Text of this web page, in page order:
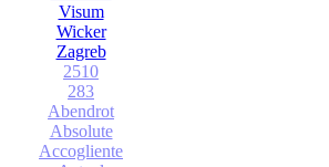
Visum
Wicker
Zagreb
2510
283
Abendrot
Absolute
Accogliente